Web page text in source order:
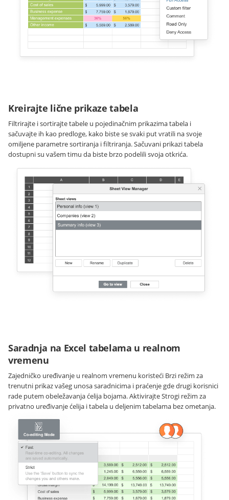
Kreirajte lične prikaze tabela
Filtrirajte i sortirajte tabele u pojedinačnim prikazima tabela i
sačuvajte ih kao predloge, kako biste se svaki put vratili na svoje
omiljene parametre sortiranja i filtriranja. Sačuvani prikazi tabela
dostupni su vašem timu da biste brzo podelili svoja otkrića.
Saradnja na Excel tabelama u realnom
vremenu
Zajedničko uređivanje u realnom vremenu koristeći Brzi režim za
trenutni prikaz vašeg unosa saradnicima i praćenje gde drugi korisnici
rade putem obeležavanja ćelija bojama. Aktivirajte Strogi režim za
privatno uređivanje ćelija i tabela u deljenim tabelama bez ometanja.